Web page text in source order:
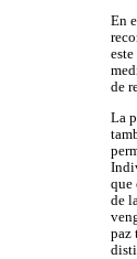
En
de
La
que
de
paz